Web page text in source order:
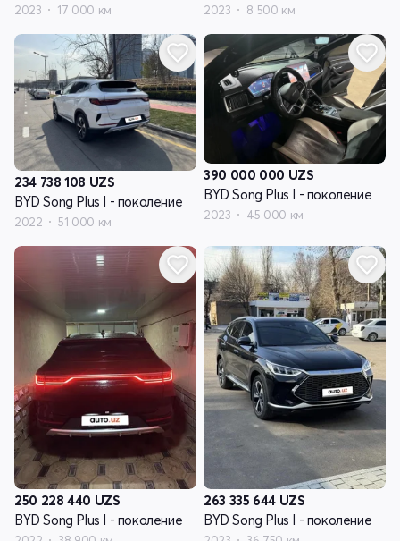
2023 17 000 км 2023 8 500 км
234 738 108 UZS
BYD Song Plus I - поколение
2022 51 000 км
390 000 000 UZS
BYD Song Plus I - поколение
2023 45 000 км
250 228 440 UZS
BYD Song Plus I - поколение
263 335 644 UZS
BYD Song Plus I - поколение